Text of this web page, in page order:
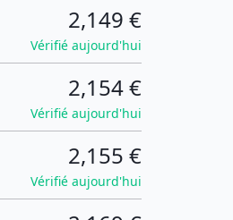
2,149 €
Vérifié aujourd'hui
2,154 €
Vérifié aujourd'hui
2,155 €
Vérifié aujourd'hui